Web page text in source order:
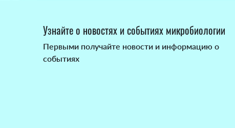
Узнайте о новостях и событиях микробиологии
Первыми получайте новости и информацию о
событиях